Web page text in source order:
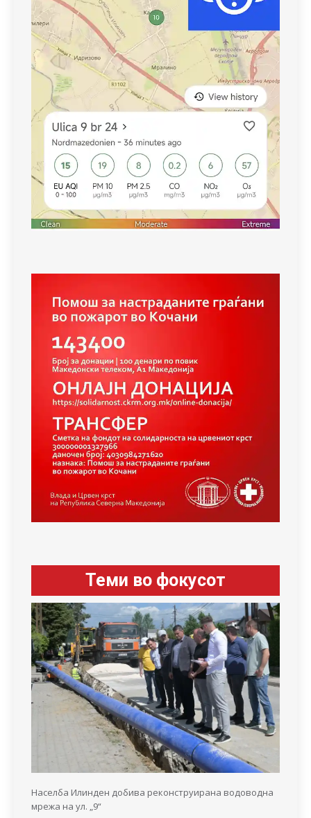
Теми во фокусот
Населба Илинден добива реконструирана водоводна
мрежа на ул. „9“